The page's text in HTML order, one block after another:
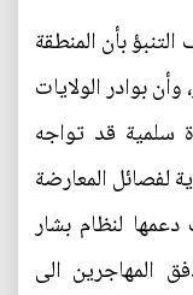
بأن المنطقة
بوادر الولايات
سلمية قد تواجه
لفصائل المعارضة
لنظام بشار
المهاجرين الى